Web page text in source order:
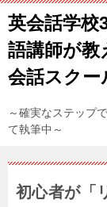
英会話学校
語講師が教
会話スクー
～確実なステップ
て執筆中～
初心者が「